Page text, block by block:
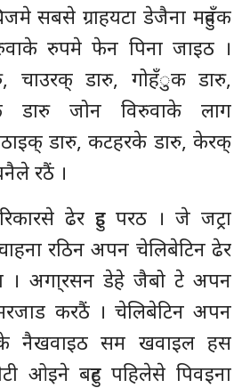
सबसे ग्राहयटा डेजैना महुवँक
रुपमे फेन पिना जाइठ ।
चाउरक् डारु, गोहँुक डारु,
डारु जोन विरुवाके लाग
डारु, कटहरके डारु, केरक्
रठैं ।
ढेर हुइ परठ । जे जट्रा
रठिन अपन चेलिबेटिन ढेर
। अगा्रसन डेहे जैबो टे अपन
करठैं । चेलिबेटिन अपन
नैखवाइठ सम खवाइल हस
ओइने बहुट पहिलेसे पिवइना